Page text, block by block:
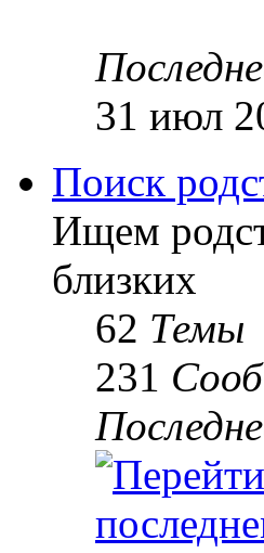
31 июл
Поиск
Ищем
близких
62 Темы
231